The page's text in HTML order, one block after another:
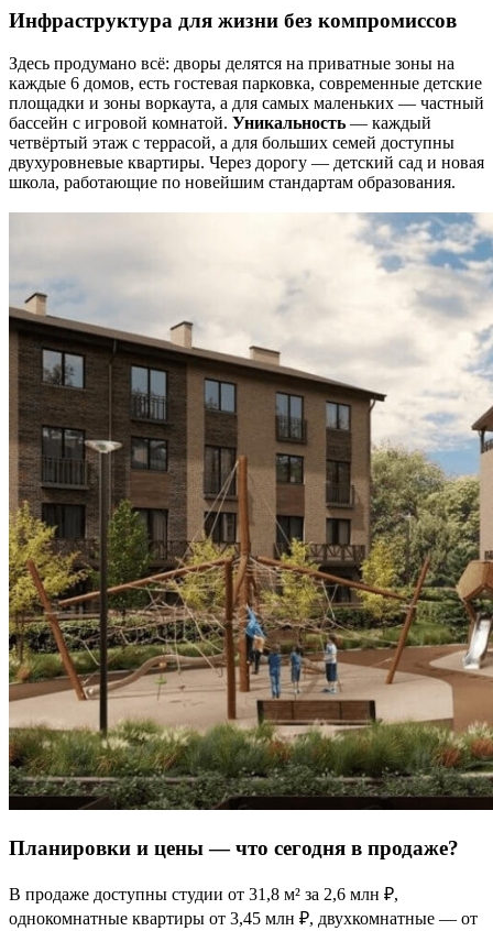
Инфраструктура для жизни без компромиссов
Здесь продумано всё: дворы делятся на приватные зоны на
каждые 6 домов, есть гостевая парковка, современные детские
площадки и зоны воркаута, а для самых маленьких — частный
бассейн с игровой комнатой. Уникальность — каждый
четвёртый этаж с террасой, а для больших семей доступны
двухуровневые квартиры. Через дорогу — детский сад и новая
школа, работающие по новейшим стандартам образования.
Планировки и цены — что сегодня в продаже?
В продаже доступны студии от 31,8 м² за 2,6 млн ₽,
однокомнатные квартиры от 3,45 млн ₽, двухкомнатные — от